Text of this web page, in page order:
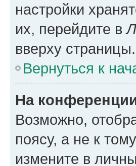
настройки
их, перейдите в
вверху
Вернуться к
На
Возможно,
поясу, а не к
измените в